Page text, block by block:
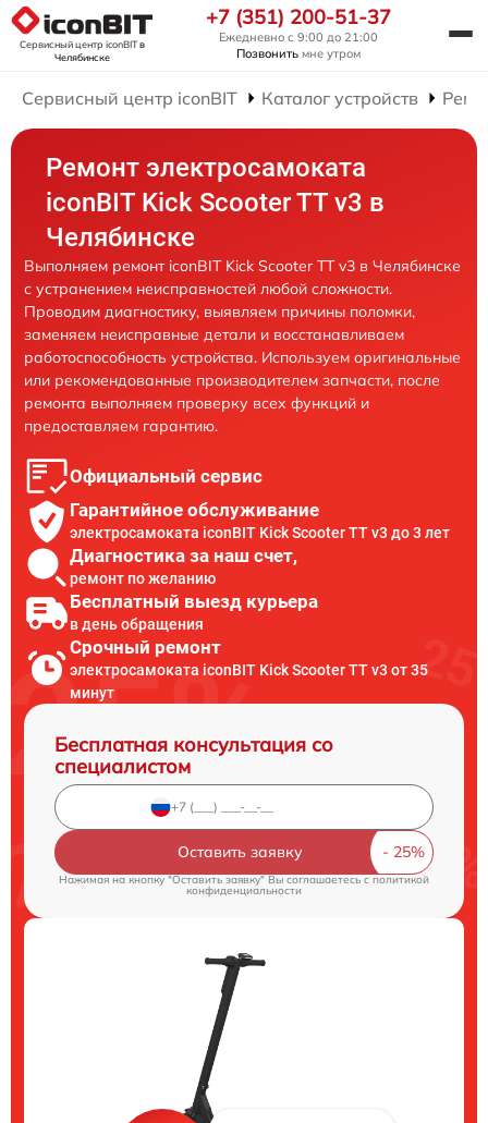
Сервисный центр iconBITв
Челябинске
+7 (351) 200-51-37
Ежедневно с 9:00 до 21:00
Позвонить мне утром
Сервисный центр iconBIT Каталог устройств
Ремонт электросамоката
iconBIT Kick Scooter TT v3 в
Челябинске
Выполняем ремонт iconBIT Kick Scooter TT v3 в Челябинске
с устранением неисправностей любой сложности.
Проводим диагностику, выявляем причины поломки,
заменяем неисправные детали и восстанавливаем
работоспособность устройства. Используем оригинальные
или рекомендованные производителем запчасти, после
ремонта выполняем проверку всех функций и
предоставляем гарантию.
Официальный сервис
Гарантийное обслуживание
электросамоката iconBIT Kick Scooter TT v3 до 3 лет
Диагностика за наш счет,
ремонт по желанию
Бесплатный выезд курьера
в день обращения
Срочный ремонт
электросамоката iconBIT Kick Scooter TT v3 от 35
минут
Бесплатная консультация со
специалистом
Оставить заявку
Нажимая на кнопку "Оставить заявку" Вы соглашаетесь cполитикой
конфиденциальности